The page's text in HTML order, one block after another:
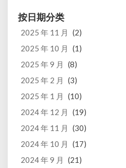
按日期分类
2025 年 11 月
(2)
2025 年 10 月
(1)
2025 年 9 月
(8)
2025 年 2 月
(3)
2025 年 1 月
(10)
2024 年 12 月
(19)
2024 年 11 月
(30)
2024 年 10 月
(17)
2024 年 9 月
(21)